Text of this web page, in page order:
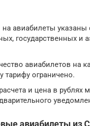
авиабилеты указаны
государственных и
авиабилетов на
тарифу ограничено.
и цена в рублях
авиабилеты из